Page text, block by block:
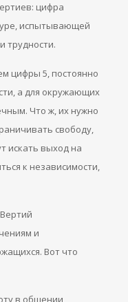
цифра
испытывающей
трудности.
цифры 5, постоянно
а для окружающих
Что ж, их нужно
свободу,
искать выход на
к независимости,
и
Вот что
в общении,